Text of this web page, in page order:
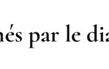
par le